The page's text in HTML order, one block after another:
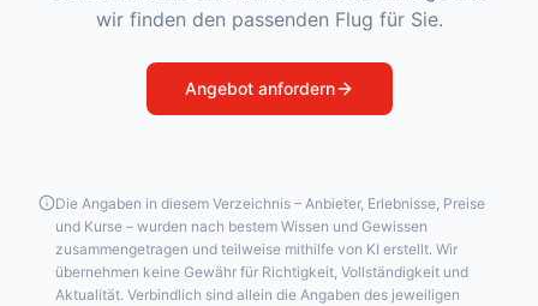
wir finden den passenden Flug für Sie.
Angebot anfordern
Die Angaben in diesem Verzeichnis – Anbieter, Erlebnisse, Preise
und Kurse – wurden nach bestem Wissen und Gewissen
zusammengetragen und teilweise mithilfe von KI erstellt. Wir
übernehmen keine Gewähr für Richtigkeit, Vollständigkeit und
Aktualität. Verbindlich sind allein die Angaben des jeweiligen